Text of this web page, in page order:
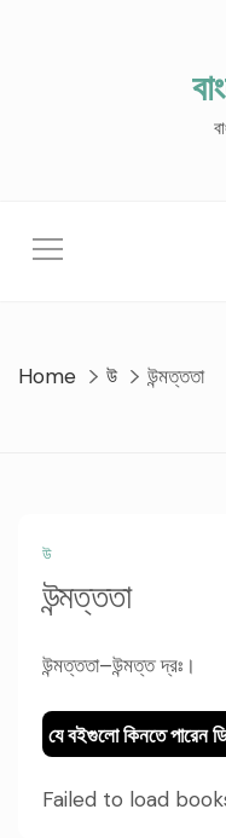
Home উ উন্মত্ততা
উ
উন্মত্ততা
উন্মত্ততা–উন্মত্ত দ্রঃ।
যে বইগুলো কিনতে পারেন
Failed to load